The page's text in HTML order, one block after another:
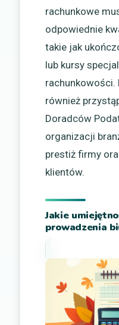
rachunkowe
odpowiednie
takie jak
lub kursy
rachunkowości.
również
Doradców
organizacji
prestiż firmy
klientów.
Jakie
prowadzenia